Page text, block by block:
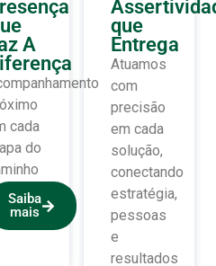
A
cada
do
Saiba
mais
que
Entrega
Atuamos
com
precisão
em cada
solução,
conectando
estratégia,
pessoas
e
resultados